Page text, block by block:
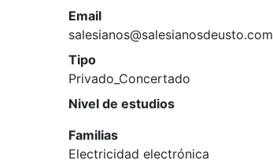
Email
salesianos@salesianosdeusto.com
Tipo
Privado_Concertado
Nivel de estudios
Familias
Electricidad electrónica